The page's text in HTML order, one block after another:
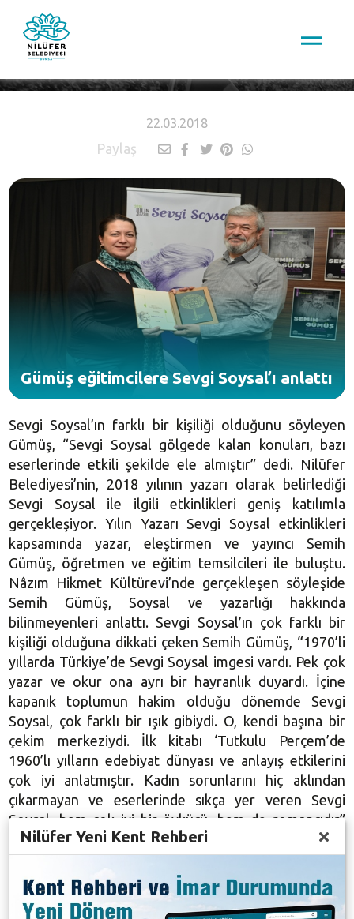
22.03.2018
Paylaş
Gümüş eğitimcilere Sevgi Soysal’ı anlattı
Sevgi Soysal’ın farklı bir kişiliği olduğunu söyleyen
Gümüş, “Sevgi Soysal gölgede kalan konuları, bazı
eserlerinde etkili şekilde ele almıştır” dedi. Nilüfer
Belediyesi’nin, 2018 yılının yazarı olarak belirlediği
Sevgi Soysal ile ilgili etkinlikleri geniş katılımla
gerçekleşiyor. Yılın Yazarı Sevgi Soysal etkinlikleri
kapsamında yazar, eleştirmen ve yayıncı Semih
Gümüş, öğretmen ve eğitim temsilcileri ile buluştu.
Nâzım Hikmet Kültürevi’nde gerçekleşen söyleşide
Semih Gümüş, Soysal ve yazarlığı hakkında
bilinmeyenleri anlattı. Sevgi Soysal’ın çok farklı bir
kişiliği olduğuna dikkati çeken Semih Gümüş, “1970’li
yıllarda Türkiye’de Sevgi Soysal imgesi vardı. Pek çok
yazar ve okur ona ayrı bir hayranlık duyardı. İçine
kapanık toplumun hakim olduğu dönemde Sevgi
Soysal, çok farklı bir ışık gibiydi. O, kendi başına bir
çekim merkeziydi. İlk kitabı ‘Tutkulu Perçem’de
1960’lı yılların edebiyat dünyası ve anlayış etkilerini
çok iyi anlatmıştır. Kadın sorunlarını hiç aklından
çıkarmayan ve eserlerinde sıkça yer veren Sevgi
Soysal, hem çok iyi bir öykücü, hem de romancıdır”
dedi.
“SEVGİ SOSYAL GÖLGEDE KALAN KONULARA
Nilüfer Yeni Kent Rehberi